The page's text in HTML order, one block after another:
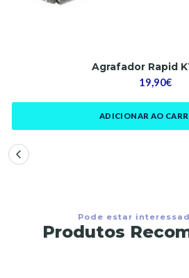
Agrafador Rapid
19,90€
ADICIONAR AO
Pode estar
Produtos